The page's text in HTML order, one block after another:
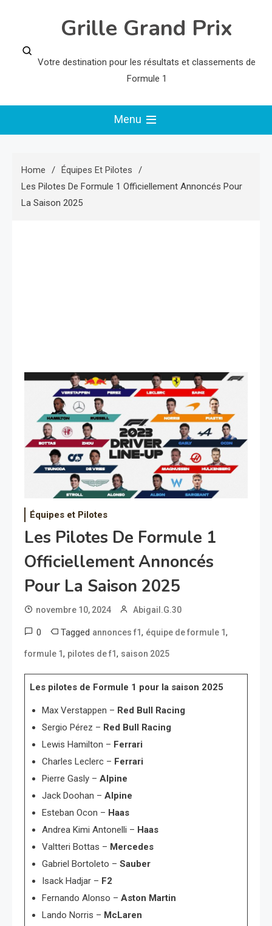
Grille Grand Prix
Votre destination pour les résultats et classements de
Formule 1
Menu
Home
Équipes Et Pilotes
Les Pilotes De Formule 1 Officiellement Annoncés Pour
La Saison 2025
Équipes et Pilotes
Les Pilotes De Formule 1
Officiellement Annoncés
Pour La Saison 2025
novembre 10, 2024 Abigail.G.30
0 Tagged annonces f1, équipe de formule 1,
formule 1, pilotes de f1, saison 2025
Les pilotes de Formule 1 pour la saison 2025
Max Verstappen – Red Bull Racing
Sergio Pérez – Red Bull Racing
Lewis Hamilton – Ferrari
Charles Leclerc – Ferrari
Pierre Gasly – Alpine
Jack Doohan – Alpine
Esteban Ocon – Haas
Andrea Kimi Antonelli – Haas
Valtteri Bottas – Mercedes
Gabriel Bortoleto – Sauber
Isack Hadjar – F2
Fernando Alonso – Aston Martin
Lando Norris – McLaren